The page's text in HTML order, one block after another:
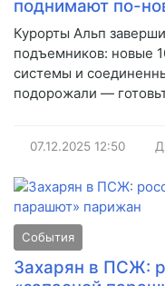
поднимают по-
Курорты Альп
подъемников: новые
системы и
подорожали —
07.12.2025 12:50
События
Захарян в ПСЖ: